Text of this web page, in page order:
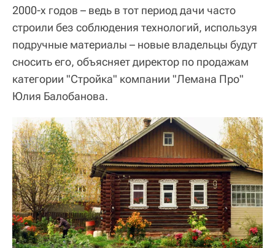
2000-х годов – ведь в тот период дачи часто
строили без соблюдения технологий, используя
подручные материалы – новые владельцы будут
сносить его, объясняет директор по продажам
категории "Стройка" компании "Лемана Про"
Юлия Балобанова.